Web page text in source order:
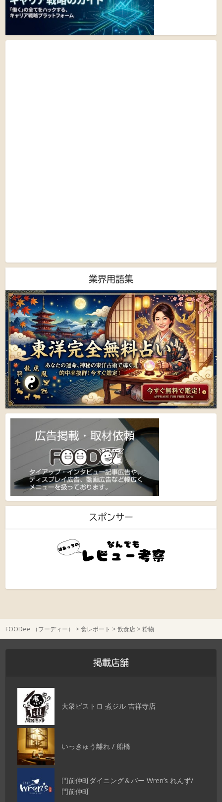
業界用語集
スポンサー
FOODee （フーディー） >食レポート >飲食店 >粉物
掲載店舗
大衆ビストロ 煮ジル 吉祥寺店
いっきゅう離れ / 船橋
門前仲町ダイニング＆バー Wren’s れんず/
門前仲町